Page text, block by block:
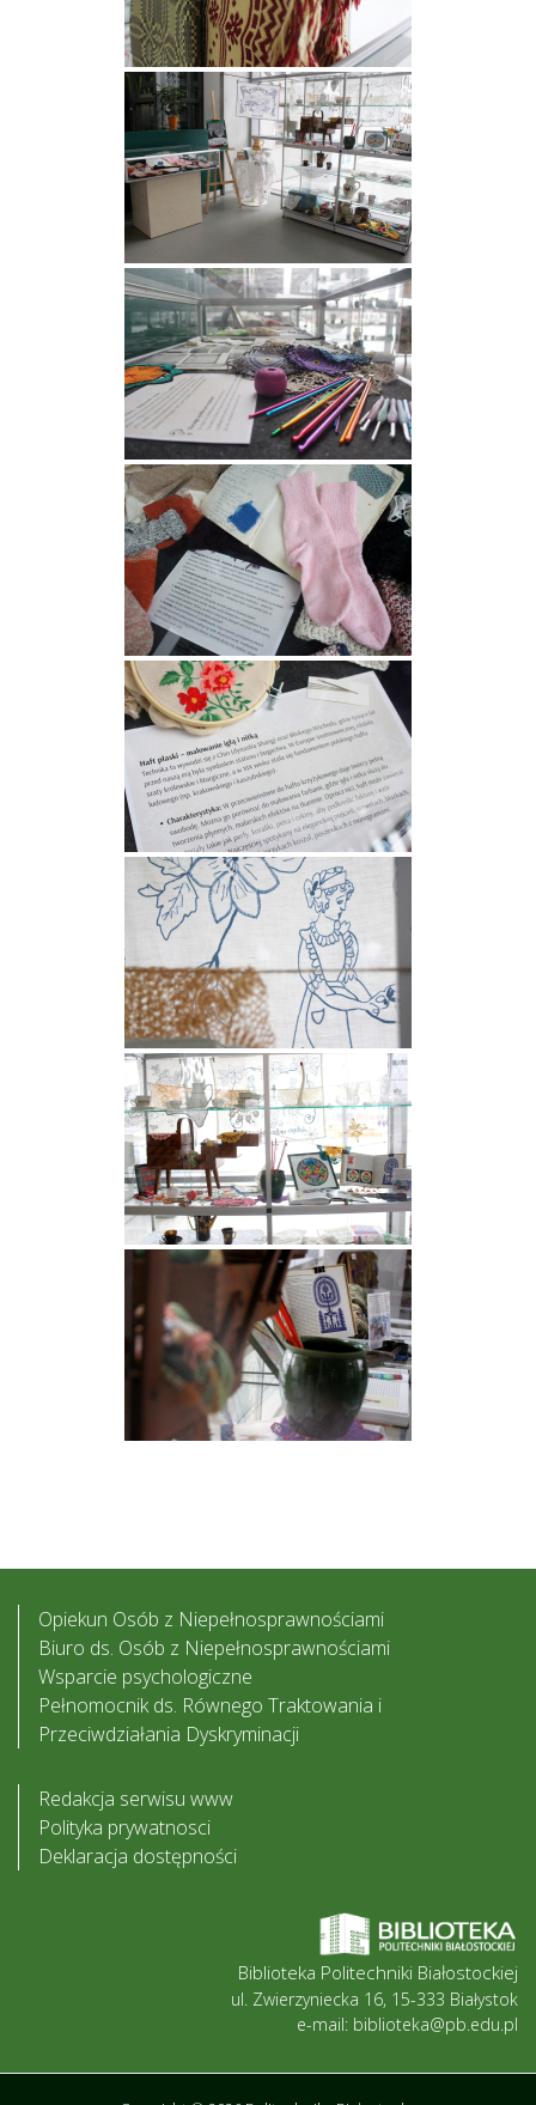
Opiekun Osób z Niepełnosprawnościami
Biuro ds. Osób z Niepełnosprawnościami
Wsparcie psychologiczne
Pełnomocnik ds. Równego Traktowania i
Przeciwdziałania Dyskryminacji
Redakcja serwisu www
Polityka prywatnosci
Deklaracja dostępności
Biblioteka Politechniki Białostockiej
ul. Zwierzyniecka 16, 15-333 Białystok
e-mail: biblioteka@pb.edu.pl